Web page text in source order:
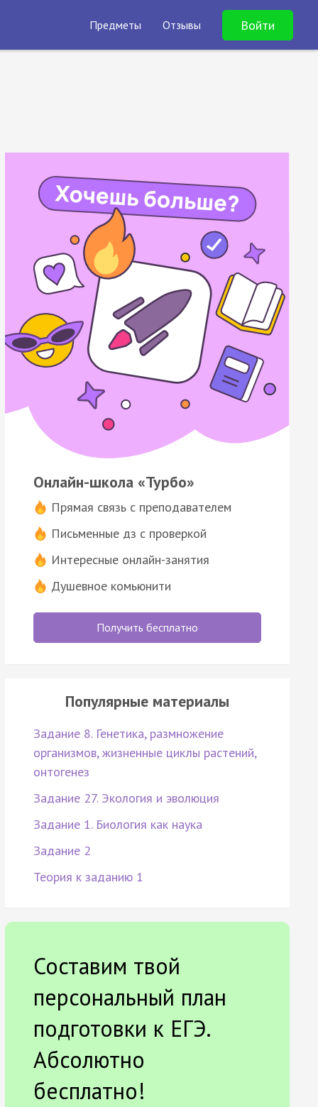
Предметы Отзывы Войти
Онлайн-школа «Турбо»
Прямая связь с преподавателем
Письменные дз с проверкой
Интересные онлайн-занятия
Душевное комьюнити
Получить бесплатно
Популярные материалы
Задание 8. Генетика, размножение
организмов, жизненные циклы растений,
онтогенез
Задание 27. Экология и эволюция
Задание 1. Биология как наука
Задание 2
Теория к заданию 1
Составим твой
персональный план
подготовки к ЕГЭ.
Абсолютно
бесплатно!